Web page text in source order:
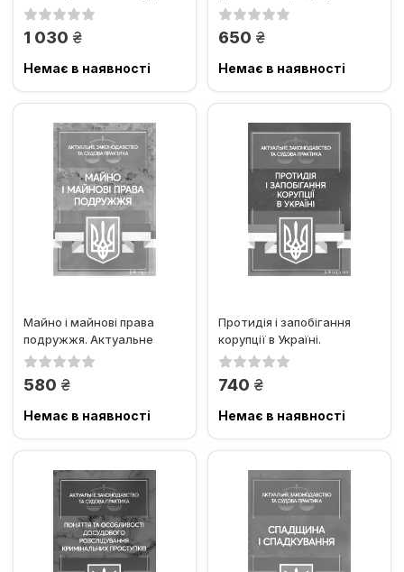
практика
1 030 грн.
Немає в наявності
дії у досудовому...
650 грн.
Немає в наявності
Майно і майнові права
подружжя. Актуальне
законодавство та судова
580 грн.
Немає в наявності
Протидія і запобігання
корупції в Україні.
Актуальне законодавство
740 грн.
Немає в наявності